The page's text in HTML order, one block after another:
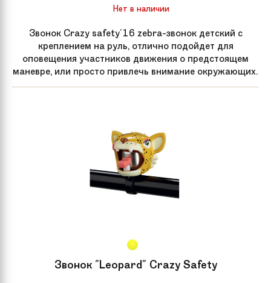
Нет в наличии
Звонок Crazy safety'16 zebra-звонок детский с
креплением на руль, отлично подойдет для
оповещения участников движения о предстоящем
маневре, или просто привлечь внимание окружающих.
Звонок "Leopard" Crazy Safety